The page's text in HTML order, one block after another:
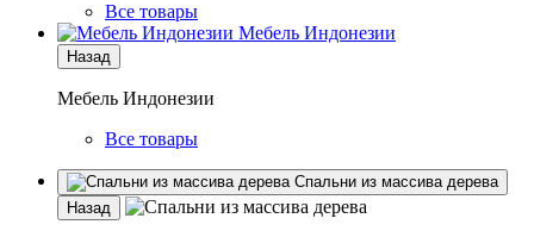
Все товары
Мебель Индонезии
Назад
Мебель Индонезии
Все товары
Спальни из массива дерева
Назад